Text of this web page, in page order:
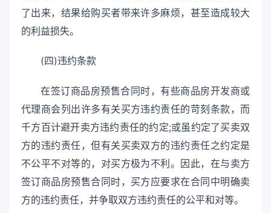
了出来，结果给购买者带来许多麻烦，甚至造成较大
的利益损失。
(四)违约条款
在签订商品房预售合同时，有些商品房开发商或
代理商会列出许多有关买方违约责任的苛刻条款，而
千方百计避开卖方违约责任的约定;或虽约定了买卖双
方的违约责任，但有关买卖双方的违约责任之约定是
不公平不对等的，对买方极为不利。因此，在与卖方
签订商品房预售合同时，买方应要求在合同中明确卖
方的违约责任，并争取双方违约责任的公平和对等。